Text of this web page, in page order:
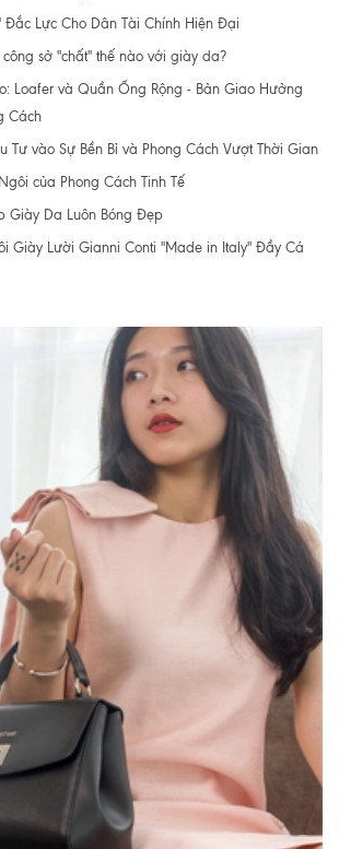
Đắc Lực Cho Dân Tài Chính Hiện Đại
sở "chất" thế nào với giày da?
Loafer và Quần Ống Rộng - Bản Giao Hưởng
Cách
Tư vào Sự Bền Bỉ và Phong Cách Vượt Thời Gian
của Phong Cách Tinh Tế
Giày Da Luôn Bóng Đẹp
Giày Lười Gianni Conti "Made in Italy" Đầy Cá